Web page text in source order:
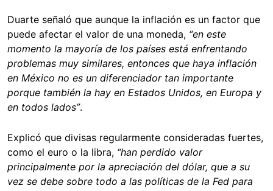
Duarte señaló que aunque la inflación es un factor que
puede afectar el valor de una moneda, “en este
momento la mayoría de los países está enfrentando
problemas muy similares, entonces que haya inflación
en México no es un diferenciador tan importante
porque también la hay en Estados Unidos, en Europa y
en todos lados”.
Explicó que divisas regularmente consideradas fuertes,
como el euro o la libra, “han perdido valor
principalmente por la apreciación del dólar, que a su
vez se debe sobre todo a las políticas de la Fed para